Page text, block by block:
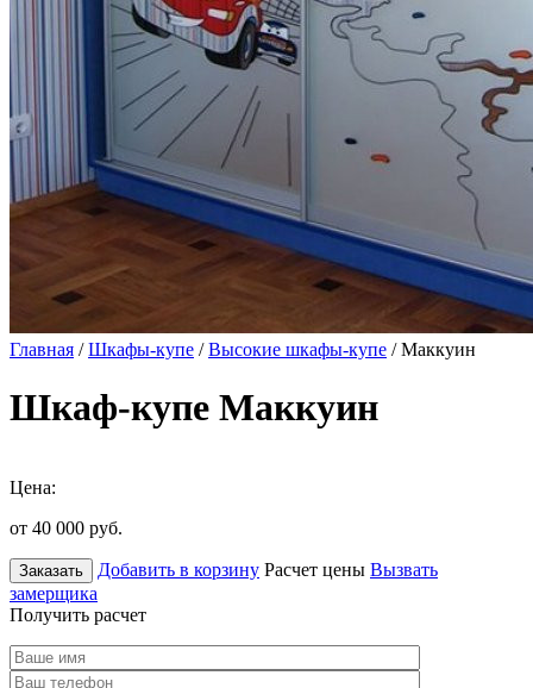
Главная /Шкафы-купе /Высокие шкафы-купе / Маккуин
Шкаф-купе Маккуин
Цена:
от 40 000 руб.
Заказать Добавить в корзину Расчет цены Вызвать
замерщика
Получить расчет